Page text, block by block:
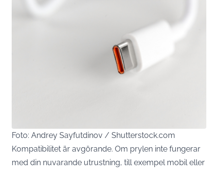
Foto: Andrey Sayfutdinov / Shutterstock.com
Kompatibilitet är avgörande. Om prylen inte fungerar
med din nuvarande utrustning, till exempel mobileller